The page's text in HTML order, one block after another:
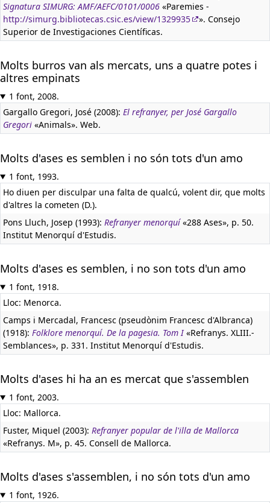
Signatura SIMURG: AMF/AEFC/0101/0006 «Paremies -
http://simurg.bibliotecas.csic.es/view/1329935
». Consejo
Superior de Investigaciones Científicas.
Molts burros van als mercats, uns a quatre potes i
altres empinats
1 font, 2008.
Gargallo Gregori, José (2008): El refranyer, per José Gargallo
Gregori «Animals». Web.
Molts d'ases es semblen i no són tots d'un amo
1 font, 1993.
Ho diuen per disculpar una falta de qualcú, volent dir, que molts
d'altres la cometen (D.).
Pons Lluch, Josep (1993): Refranyer menorquí«288 Ases», p. 50.
Institut Menorquí d'Estudis.
Molts d'ases es semblen, i no son tots d'un amo
1 font, 1918.
Lloc: Menorca.
Camps i Mercadal, Francesc (pseudònim Francesc d'Albranca)
(1918): Folklore menorquí. De la pagesia. Tom I«Refranys. XLIII.-
Semblances», p. 331. Institut Menorquí d'Estudis.
Molts d'ases hi ha an es mercat que s'assemblen
1 font, 2003.
Lloc: Mallorca.
Fuster, Miquel (2003): Refranyer popular de l'illa de Mallorca
«Refranys. M», p. 45. Consell de Mallorca.
Molts d'ases s'assemblen, i no són tots d'un amo
1 font, 1926.